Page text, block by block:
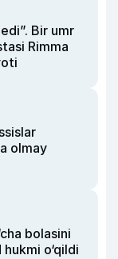
Bir umr
Rimma
olmay
bolasini
o‘qildi